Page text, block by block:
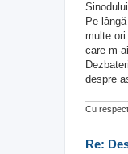
t
t
Pe
multe
care m-
despre
Cu respect,
Re: